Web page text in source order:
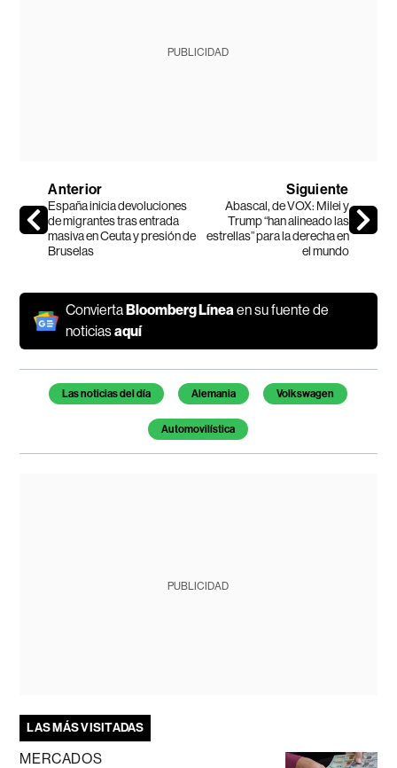
PUBLICIDAD
Anterior
España inicia devoluciones
de migrantes tras entrada
masiva en Ceuta y presión de
Bruselas
Siguiente
Abascal, de VOX: Milei y
Trump “han alineado las
estrellas” para la derecha en
el mundo
ConviertaBloomberg Líneaen su fuente de
noticiasaquí
Temas de este artículo
Las noticias del día Alemania Volkswagen
Automovilística
PUBLICIDAD
LAS MÁS VISITADAS
MERCADOS